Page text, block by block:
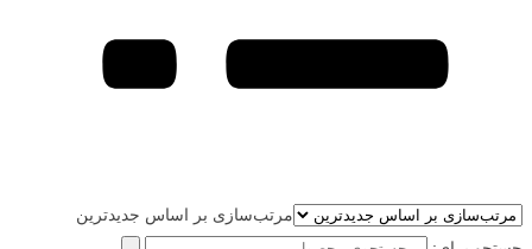
مرتب‌سازی بر اساس جدیدترین